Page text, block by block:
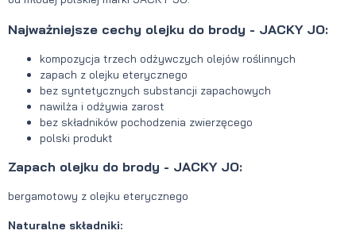
Najważniejsze cechy olejku do brody - JACKY JO:
kompozycja trzech odżywczych olejów roślinnych
zapach z olejku eterycznego
bez syntetycznych substancji zapachowych
nawilża i odżywia zarost
bez składników pochodzenia zwierzęcego
polski produkt
Zapach olejku do brody - JACKY JO:
bergamotowy z olejku eterycznego
Naturalne składniki: